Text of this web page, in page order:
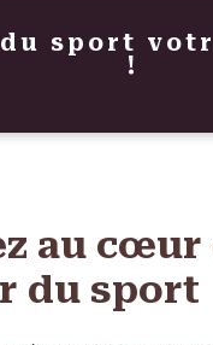
sport
!
au cœur
du sport